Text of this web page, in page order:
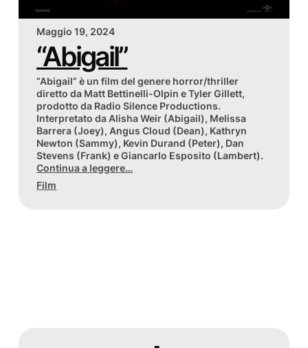
Maggio 19, 2024
“Abigail”
“Abigail” è un film del genere horror/thriller
diretto da Matt Bettinelli-Olpin e Tyler Gillett,
prodotto da Radio Silence Productions.
Interpretato da Alisha Weir (Abigail), Melissa
Barrera (Joey), Angus Cloud (Dean), Kathryn
Newton (Sammy), Kevin Durand (Peter), Dan
Stevens (Frank) e Giancarlo Esposito (Lambert).
Continua a leggere…
Film